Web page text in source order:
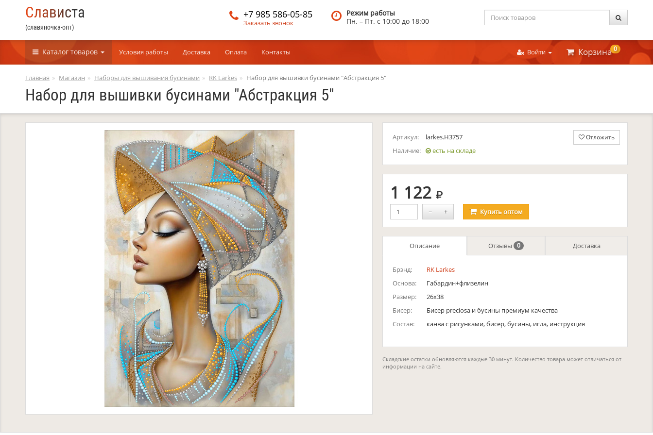
Слависта
(славяночка-опт)
+7 985 586-05-85
Заказать звонок
Режим работы
Пн. – Пт. c 10:00 до 18:00
Каталог товаров Войти Корзина0
Условия работы Доставка Оплата Контакты
Главная Магазин Наборы для вышивания бусинами RK Larkes Набор для вышивки бусинами "Абстракция 5"
Набор для вышивки бусинами "Абстракция 5"
Артикул:
larkes.Н3757
Наличие:
есть на складе
Отложить
1 122 руб.
− + Купитьоптом
Описание Отзывы 0 Доставка
Брэнд:
RK Larkes
Основа:
Габардин+флизелин
Размер:
26х38
Бисер:
Бисер preciosa и бусины премиум качества
Состав:
канва с рисунками, бисер, бусины, игла, инструкция
Складские остатки обновляются каждые 30 минут. Количество товара может отличаться от
информации на сайте.